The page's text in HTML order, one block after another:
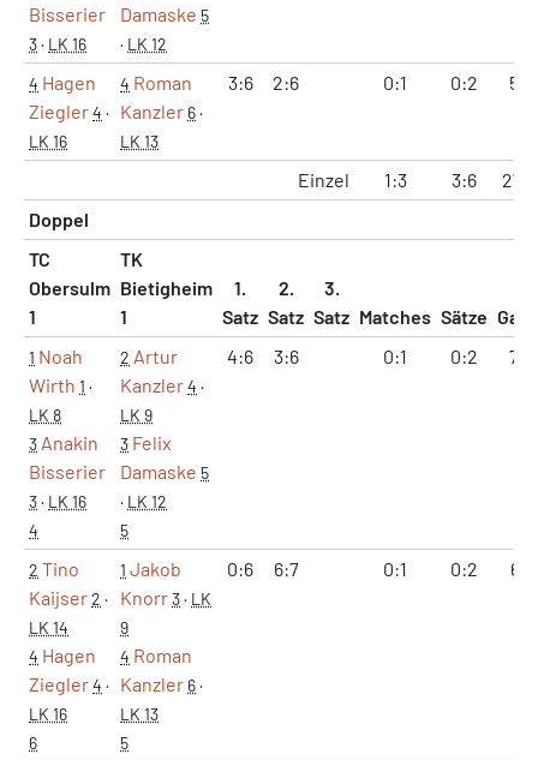
Bisserier
3· LK 16
Damaske 5
· LK 12
4 Hagen
Ziegler4 ·
LK 16
4 Roman
Kanzler 6·
LK 13
3:6 2:6 0:1 0:2
Einzel 1:3 3:6
Doppel
TC
Obersulm
1
TK
Bietigheim
1
1.
Satz
2.
Satz
3.
Satz Matches Sätze
1 Noah
Wirth 1 ·
LK 8
3 Anakin
Bisserier
3· LK 16
4
2 Artur
Kanzler4 ·
LK 9
3 Felix
Damaske 5
· LK 12
5
4:6 3:6 0:1 0:2
2 Tino
Kaijser2 ·
LK 14
4 Hagen
Ziegler4 ·
LK 16
6
1 Jakob
Knorr3· LK
9
4 Roman
Kanzler 6·
LK 13
5
0:6 6:7 0:1 0:2